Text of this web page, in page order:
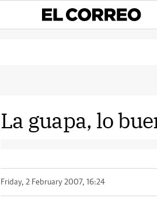
La guapa, lo
Friday, 2 February 2007, 16:24